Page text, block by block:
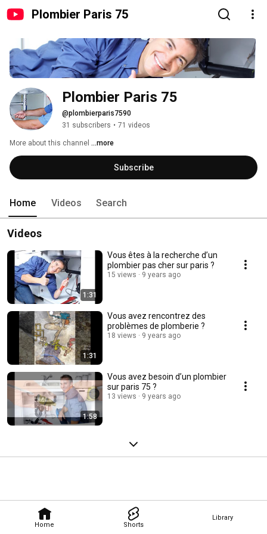
Plombier Paris 75
Home Shorts
Library
Plombier Paris 75
@plombierparis7590
31 subscribers • 71 videos
More about this channel ...more
Subscribe
Home Videos Search
Videos
1:31
Vous êtes à la recherche d’un
plombier pas cher sur paris ?
15 views 9 years ago
1:31
Vous avez rencontrez des
problèmes de plomberie ?
18 views 9 years ago
1:58
Vous avez besoin d’un plombier
sur paris 75 ?
13 views 9 years ago